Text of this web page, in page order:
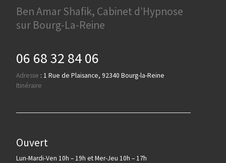
Ben Amar Shafik, Cabinet d’Hypnose
sur Bourg-La-Reine
06 68 32 84 06
Adresse : 1 Rue de Plaisance, 92340 Bourg-la-Reine
Itinéraire
Ouvert
Lun-Mardi-Ven 10h – 19h et Mer-Jeu 10h – 17h